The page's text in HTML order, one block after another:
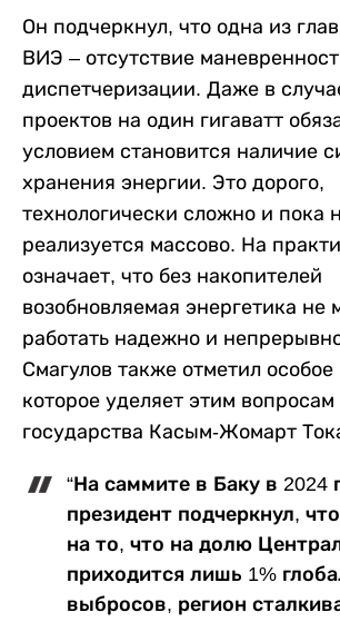
Он подчеркнул, что одна из
ВИЭ – отсутствие
диспетчеризации. Даже в
проектов на один гигаватт
условием становится наличие
хранения энергии. Это дорого,
технологически сложно и пока
реализуется массово. На
означает, что без накопителей
возобновляемая энергетика не
работать надежно и
Смагулов также отметил
которое уделяет этим вопросам
государства Касым-Жомарт
“На саммите в Баку в 2024
президент подчеркнул,
на то, что на долю
приходится лишь 1%
выбросов, регион